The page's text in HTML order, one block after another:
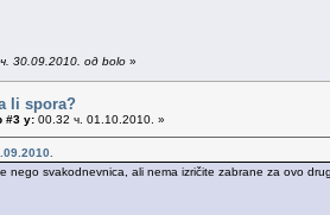
30.09.2010. од bolo »
li spora?
#3 у: 00.32 ч. 01.10.2010. »
nego svakodnevnica, ali nema izričite zabrane za ovo